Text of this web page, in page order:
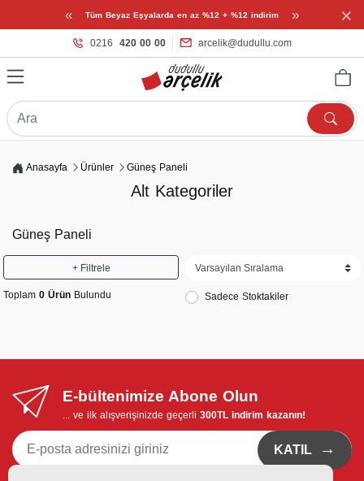
« Tüm Beyaz Eşyalarda en az %12 + %12 indirim » ×
0216 420 00 00 arcelik@dudullu.com
Anasayfa Ürünler Güneş Paneli
Alt Kategoriler
Güneş Paneli
+ Filtrele
Toplam 0 Ürün Bulundu Sadece Stoktakiler
E-bültenimize Abone Olun
... ve ilk alışverişinizde geçerli 300TL indirim kazanın!
KATIL →